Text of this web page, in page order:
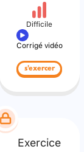
Difficile
Corrigé vidéo
s'exercer
Exercice